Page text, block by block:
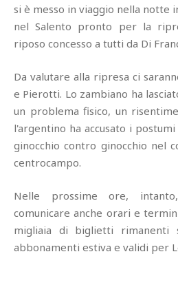
si è messo in viaggio nella notte
nel Salento pronto per la
riposo concesso a tutti da Di
Da valutare alla ripresa ci
e Pierotti. Lo zambiano ha
un problema fisico, un
l'argentino ha accusato i
ginocchio contro ginocchio nel
centrocampo.
Nelle prossime ore,
comunicare anche orari e
migliaia di biglietti rimanenti
abbonamenti estiva e validi per